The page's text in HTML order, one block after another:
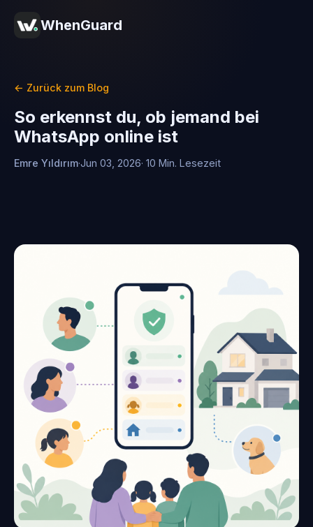
WhenGuard
← Zurück zum Blog
So erkennst du, ob jemand bei
WhatsApp online ist
Emre Yıldırım·Jun 03, 2026· 10 Min. Lesezeit